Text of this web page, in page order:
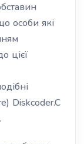
особи які
цієї
Diskcoder.C